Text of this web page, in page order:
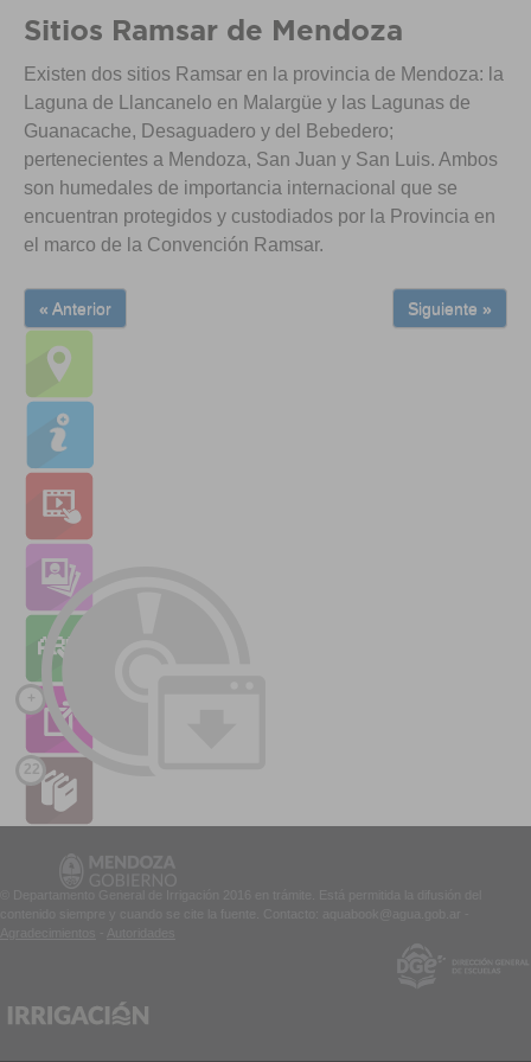
Sitios Ramsar de Mendoza
Existen dos sitios Ramsar en la provincia de Mendoza: la
Laguna de Llancanelo en Malargüe y las Lagunas de
Guanacache, Desaguadero y del Bebedero;
pertenecientes a Mendoza, San Juan y San Luis. Ambos
son humedales de importancia internacional que se
encuentran protegidos y custodiados por la Provincia en
el marco de la Convención Ramsar.
« Anterior Siguiente »
+
22